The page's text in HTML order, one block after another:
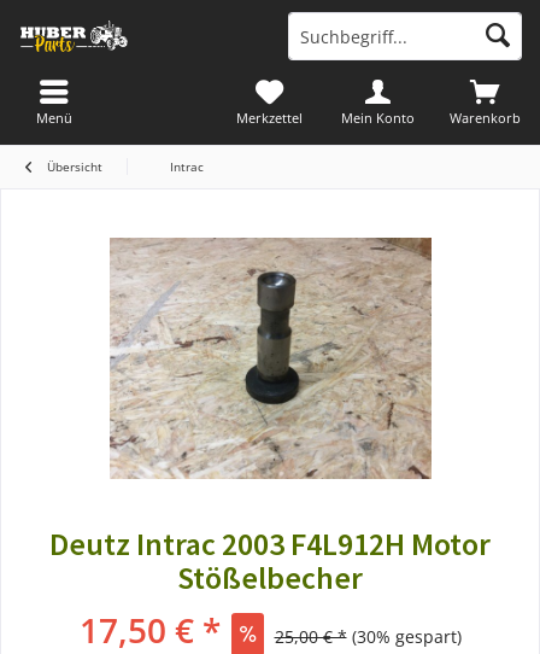
Warenkorb
Merkzettel Mein Konto
Menü
Übersicht Intrac
Deutz Intrac 2003 F4L912H Motor
Stößelbecher
17,50 € * 25,00 € * (30% gespart)